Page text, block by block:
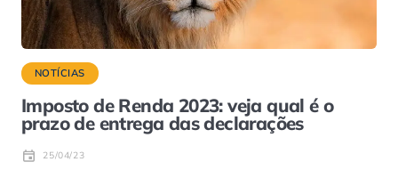
NOTÍCIAS
Imposto de Renda 2023: veja qual é o
prazo de entrega das declarações
25/04/23